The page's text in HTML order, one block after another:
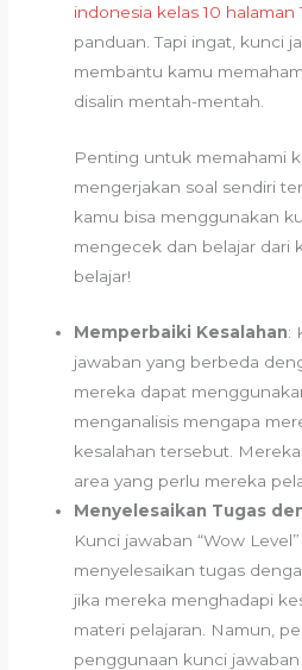
indonesia kelas 10 halaman
panduan. Tapi ingat, kunci
membantu kamu
disalin mentah-mentah.
Penting untuk memahami
mengerjakan soal sendiri
kamu bisa menggunakan
mengecek dan belajar dari
belajar!
Memperbaiki Kesalahan:
jawaban yang berbeda
mereka dapat
menganalisis mengapa
kesalahan tersebut.
area yang perlu mereka
Menyelesaikan Tugas
Kunci jawaban “Wow
menyelesaikan tugas
jika mereka menghadapi
materi pelajaran. Namun,
penggunaan kunci